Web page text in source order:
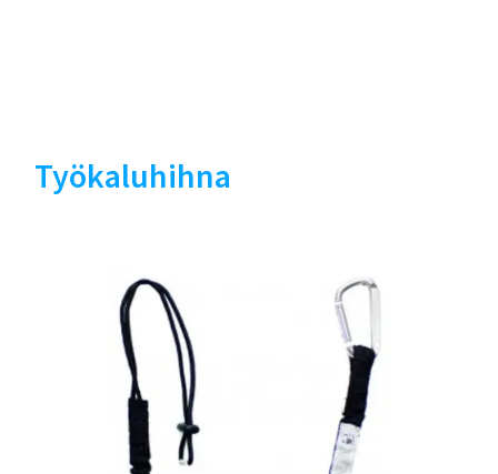
Työkaluhihna